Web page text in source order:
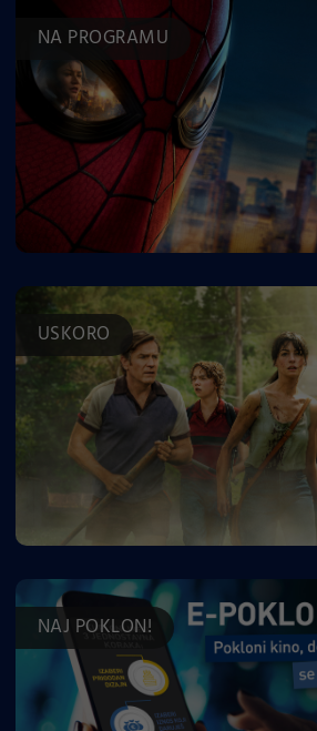
NA PROGRAMU
USKORO
NAJ POKLON!